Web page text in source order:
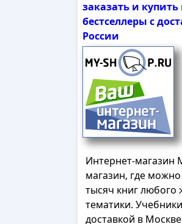
заказать и
бестселлеры с
России
Интернет-магазин
магазин, где
тысяч книг любого
тематики.
доставкой в